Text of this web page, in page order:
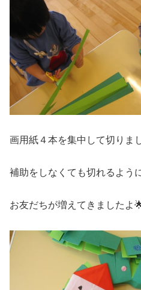
画用紙４本を集中して切りま
補助をしなくても切れるよう
お友だちが増えてきましたよ